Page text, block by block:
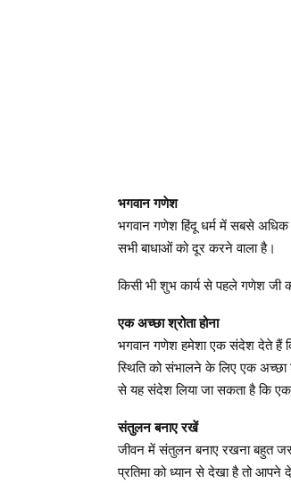
भगवान गणेश
भगवान गणेश हिंदू धर्म में सबसे
सभी बाधाओं को दूर करने वाला है।
किसी भी शुभ कार्य से पहले गणेश जी
एक अच्छा श्रोता होना
भगवान गणेश हमेशा एक संदेश देते हैं कि
स्थिति को संभालने के लिए एक अच्छा
से यह संदेश लिया जा सकता है कि एक
संतुलन बनाए रखें
जीवन में संतुलन बनाए रखना बहुत
प्रतिमा को ध्यान से देखा है तो